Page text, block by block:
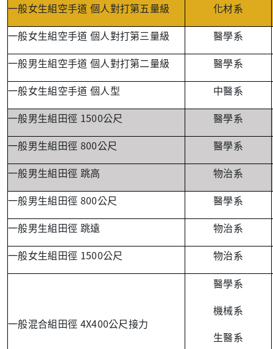
一般女生組空手道 個人對打第五量級 化材系
一般女生組空手道 個人對打第三量級 醫學系
一般男生組空手道 個人對打第二量級 醫學系
一般女生組空手道 個人型 中醫系
一般男生組田徑 1500公尺 醫學系
一般男生組田徑 800公尺 醫學系
一般男生組田徑 跳高 物治系
一般男生組田徑 800公尺 醫學系
一般男生組田徑 跳遠 物治系
一般女生組田徑 1500公尺 物治系
一般混合組田徑 4X400公尺接力
醫學系
機械系
生醫系